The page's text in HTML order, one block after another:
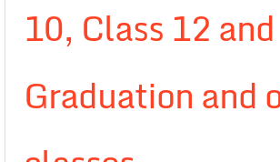
10, Class 12 and
Graduation and